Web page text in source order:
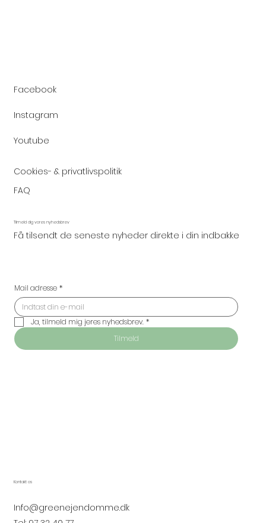
Facebook
Instagram
Youtube
Cookies- & privatlivspolitik
FAQ
Tilmeld dig vores nyhedsbrev
Få tilsendt de seneste nyheder direkte i din indbakke
Mail adresse *
Ja, tilmeld mig jeres nyhedsbrev. *
Tilmeld
Kontakt os
Info@greenejendomme.dk